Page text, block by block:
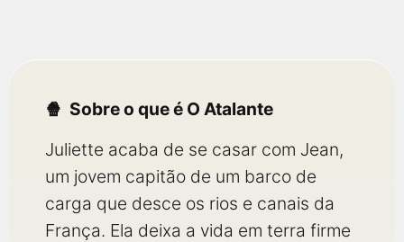
Sobre o que é O Atalante
Juliette acaba de se casar com Jean,
um jovem capitão de um barco de
carga que desce os rios e canais da
França. Ela deixa a vida em terra firme